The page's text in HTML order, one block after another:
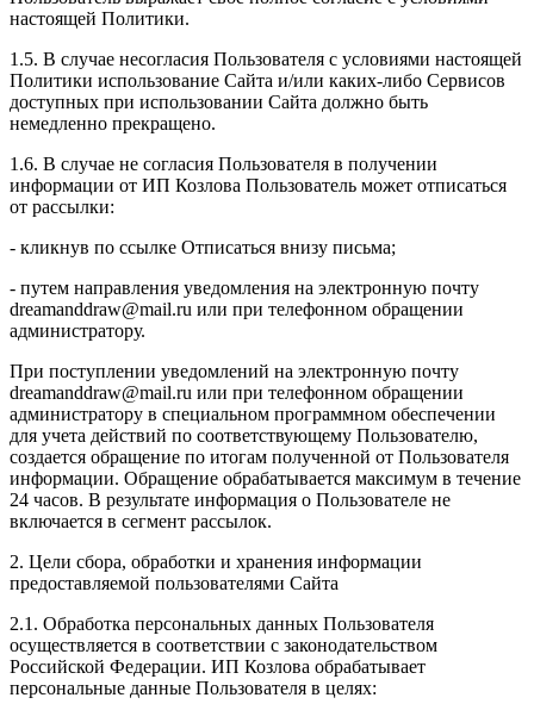
настоящей Политики.
1.5. В случае несогласия Пользователя с условиями настоящей
Политики использование Сайта и/или каких-либо Сервисов
доступных при использовании Сайта должно быть
немедленно прекращено.
1.6. В случае не согласия Пользователя в получении
информации от ИП Козлова Пользователь может отписаться
от рассылки:
- кликнув по ссылке Отписаться внизу письма;
- путем направления уведомления на электронную почту
dreamanddraw@mail.ru или при телефонном обращении
администратору.
При поступлении уведомлений на электронную почту
dreamanddraw@mail.ru или при телефонном обращении
администратору в специальном программном обеспечении
для учета действий по соответствующему Пользователю,
создается обращение по итогам полученной от Пользователя
информации. Обращение обрабатывается максимум в течение
24 часов. В результате информация о Пользователе не
включается в сегмент рассылок.
2. Цели сбора, обработки и хранения информации
предоставляемой пользователями Сайта
2.1. Обработка персональных данных Пользователя
осуществляется в соответствии с законодательством
Российской Федерации. ИП Козловa обрабатывает
персональные данные Пользователя в целях: